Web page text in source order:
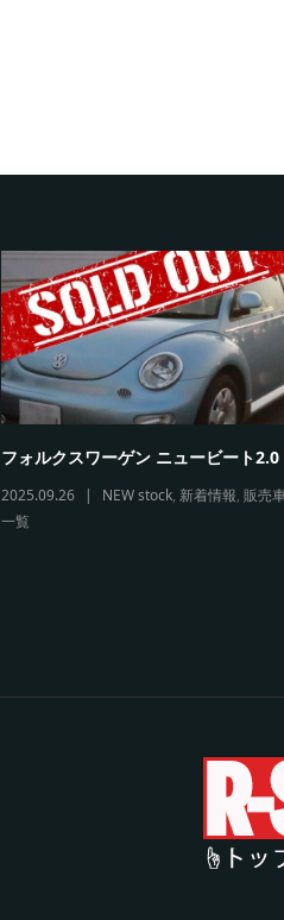
フォルクスワーゲン ニュービート2.0
2025.09.26 NEW stock, 新着情報, 販売
一覧